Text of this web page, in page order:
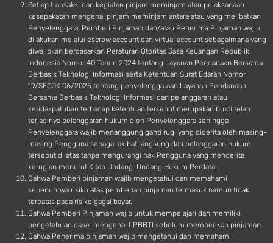
Setiap transaksi dan kegiatan pinjam meminjam atau pelaksanaan
kesepakatan mengenai pinjam meminjam antara atau yang melibatkan
Penyelenggara, Pemberi Pinjaman dan/atau Penerima Pinjaman wajib
dilakukan melalui escrow account dan virtual account sebagaimana yang
diwajibkan berdasarkan Peraturan Otoritas Jasa Keuangan Republik
Indonesia Nomor 40 Tahun 2024 tentang Layanan Pendanaan Bersama
Berbasis Teknologi Informasi serta Ketentuan Surat Edaran Nomor
19/SEOJK.06/2025 tentang penyelenggaraan Layanan Pendanaan
Bersama Berbasis Teknologi Informasi dan pelanggaran atau
ketidakpatuhan terhadap ketentuan tersebut merupakan bukti telah
terjadinya pelanggaran hukum oleh Penyelenggara sehingga
Penyelenggara wajib menanggung ganti rugi yang diderita oleh masing-
masing Pengguna sebagai akibat langsung dari pelanggaran hukum
tersebut di atas tanpa mengurangi hak Pengguna yang menderita
kerugian menurut Kitab Undang-Undang Hukum Perdata.
Bahwa Pemberi pinjaman wajib mengetahui dan memahami
sepenuhnya risiko atas pemberian pinjaman termasuk namun tidak
terbatas pada risiko gagal bayar.
Bahwa Pemberi Pinjaman wajib untuk mempelajari dan memiliki
pengetahuan dasar mengenai LPBBTI sebelum memberikan pinjaman.
Bahwa Penerima pinjaman wajib mengetahui dan memahami